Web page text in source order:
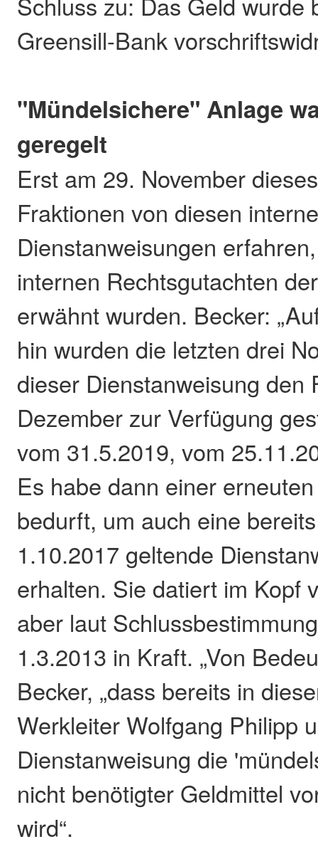
Greensill-Bank
"Mündelsichere" Anlage
geregelt
Erst am 29. November
Fraktionen von diesen
Dienstanweisungen
internen Rechtsgutachten
erwähnt wurden. Becker:
hin wurden die letzten drei
dieser Dienstanweisung den
Dezember zur Verfügung
vom 31.5.2019, vom
Es habe dann einer
bedurft, um auch eine
1.10.2017 geltende
erhalten. Sie datiert im Kopf
aber laut
1.3.2013 in Kraft. „Von
Becker, „dass bereits in
Werkleiter Wolfgang Philipp
Dienstanweisung die
nicht benötigter Geldmittel
wird“.